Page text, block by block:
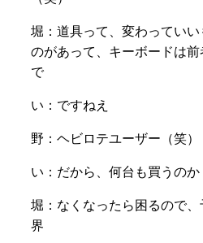
堀：道具って、変わってい
のがあって、キーボードは
で
い：ですねえ
野：ヘビロテユーザー（笑）
い：だから、何台も買うのか
堀：なくなったら困るので
界